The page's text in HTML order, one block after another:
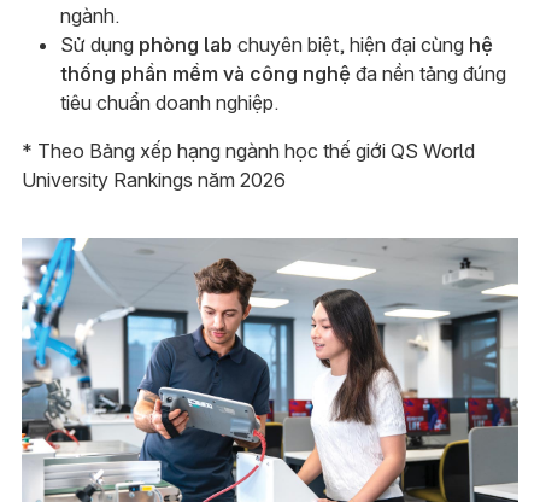
ngành.
Sử dụng phòng lab chuyên biệt, hiện đại cùng hệ
thống phần mềm và công nghệ đa nền tảng đúng
tiêu chuẩn doanh nghiệp.
* Theo Bảng xếp hạng ngành học thế giới QS World
University Rankings năm 2026